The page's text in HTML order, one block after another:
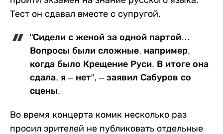
Тест он сдавал вместе с супругой.
"Сидели с женой за одной партой…
Вопросы были сложные, например,
когда было Крещение Руси. В итоге она
сдала, я – нет", – заявил Сабуров со
сцены.
Во время концерта комик несколько раз
просил зрителей не публиковать отдельные